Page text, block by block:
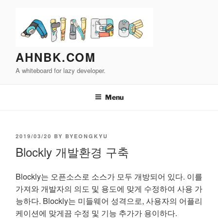
content
AHNBK.COM
A whiteboard for lazy developer.
Menu
POSTED
ON
2019/03/20 BY BYEONGKYU
Blockly 개발환경 구축
Blockly는 오픈소스로 소스가 모두 개방되어 있다. 이를
가져와 개발자의 의도 및 용도에 맞게 수정하여 사용 가
능하다. Blockly는 미들웨어 성격으로, 사용자의 어플리
케이션에 맞게끔 수정 및 기능 추가가 용이하다.